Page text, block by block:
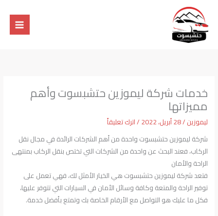
المحتوى
خدمات شركة ليموزين حتشبسوت وأهم
مميزاتها
ليموزين/28 أبريل، 2022 /اترك تعليقاً
شركة ليموزين حتشبسوت واحدة من أهم الشركات الرائدة في مجال نقل
الركاب، فعند البحث عن واحدة من الشركات التي تختص بنقل الركاب بمنتهى
الراحة والأمان
فتعد شركة ليموزين حتشبسوت هي الخيار الأمثل لك، فهي تعمل على
توفير الراحة والمتعة وكافة وسائل الأمان في السيارات التي تتوفر عليها،
فكل ما عليك هو التواصل مع الأرقام الخاصة بك وتمتع بأفضل خدمة.